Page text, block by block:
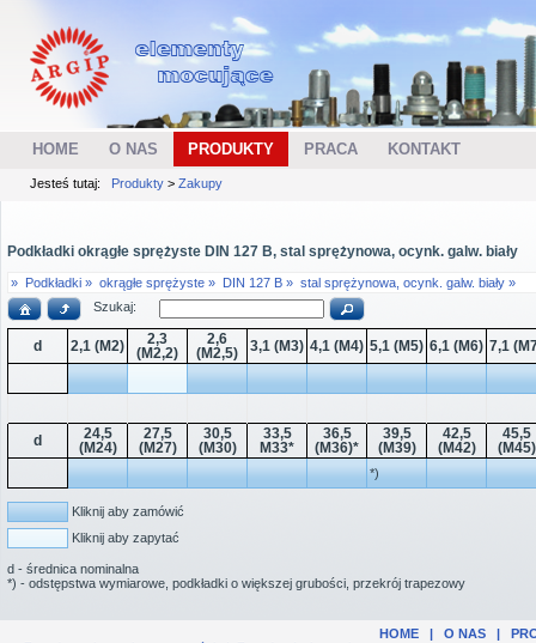
HOME O NAS PRODUKTY PRACA KONTAKT
Jesteś tutaj: Produkty > Zakupy
Podkładki okrągłe sprężyste DIN 127 B, stal sprężynowa, ocynk. galw. biały
» Podkładki » okrągłe sprężyste » DIN 127 B » stal sprężynowa, ocynk. galw. biały »
Szukaj:
d 2,1 (M2)
2,3
(M2,2)
2,6
(M2,5)
3,1 (M3) 4,1 (M4) 5,1 (M5) 6,1 (M6) 7,1
d
24,5
(M24)
27,5
(M27)
30,5
(M30)
33,5
M33*
36,5
(M36)*
39,5
(M39)
42,5
(M42)
45,5
(M45)
*)
Kliknij aby zamówić
Kliknij aby zapytać
d - średnica nominalna
*) - odstępstwa wymiarowe, podkładki o większej grubości, przekrój trapezowy
HOME| O NAS|